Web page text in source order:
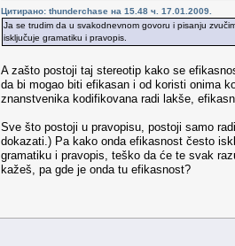
Цитирано: thunderchase на 15.48 ч. 17.01.2009.
Ja se trudim da u svakodnevnom govoru i pisanju
isključuje gramatiku i pravopis.
A zašto postoji taj stereotip kako se
da bi mogao biti efikasan i od koristi onima
znanstvenika kodifikovana radi lakše,
Sve što postoji u pravopisu, postoji samo
dokazati.) Pa kako onda efikasnost često
gramatiku i pravopis, teško da će te svak
kažeš, pa gde je onda tu efikasnost?